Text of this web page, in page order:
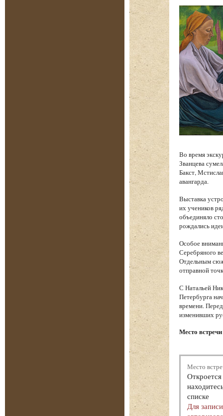
Во время
Званцева
Бакст,
авангарда.
Выставка
их учеников
объединяло
рождались
Особое
Серебряного
Отдельным
отправной
С Натальей
Петербурга
времени.
изменивших
Место
Место
списке
Для